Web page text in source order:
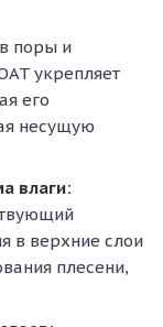
поры и
укрепляет
его
несущую
влаги:
в верхние слои
плесени,